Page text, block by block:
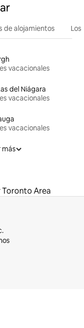
de alojamientos
vacacionales
del Niágara
vacacionales
vacacionales
más
Area